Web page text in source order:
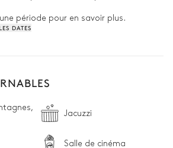
période pour en savoir plus.
DATES
Jacuzzi
Salle de cinéma